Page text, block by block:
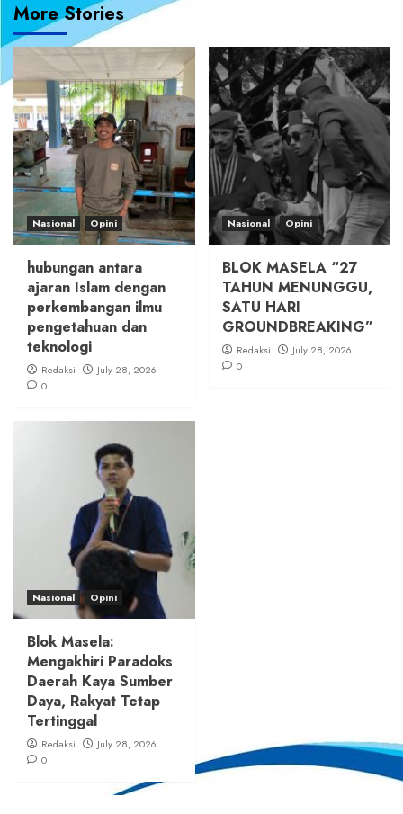
More Stories
Nasional Opini
hubungan antara
ajaran Islam dengan
perkembangan ilmu
pengetahuan dan
teknologi
Redaksi
July 28, 2026
0
Nasional Opini
BLOK MASELA “27
TAHUN MENUNGGU,
SATU HARI
GROUNDBREAKING”
Redaksi
July 28, 2026
0
Nasional Opini
Blok Masela:
Mengakhiri Paradoks
Daerah Kaya Sumber
Daya, Rakyat Tetap
Tertinggal
Redaksi
July 28, 2026
0